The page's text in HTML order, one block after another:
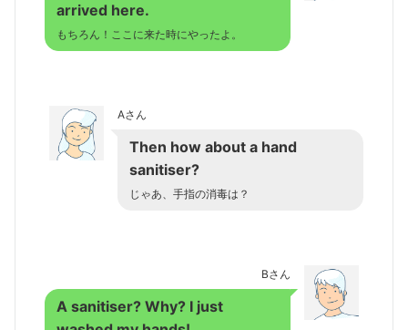
arrived here.
もちろん！ここに来た時にやったよ。
Aさん
Then how about a hand
sanitiser?
じゃあ、手指の消毒は？
Bさん
A sanitiser? Why? I just